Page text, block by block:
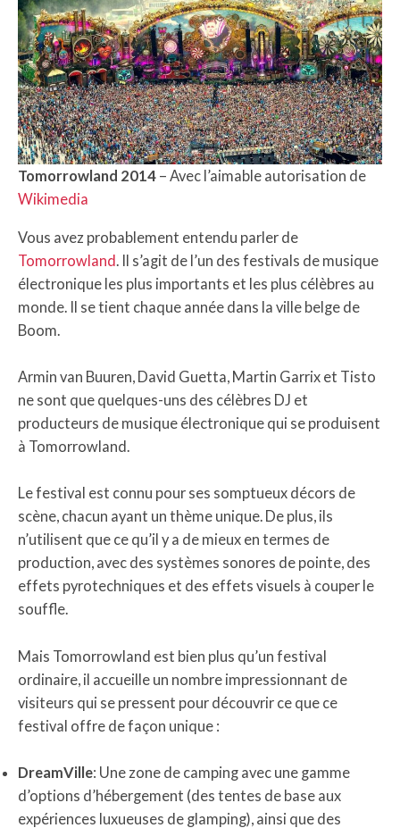
Tomorrowland 2014 – Avec l’aimable autorisation de
Wikimedia
Vous avez probablement entendu parler de
Tomorrowland. Il s’agit de l’un des festivals de musique
électronique les plus importants et les plus célèbres au
monde. Il se tient chaque année dans la ville belge de
Boom.
Armin van Buuren, David Guetta, Martin Garrix et Tisto
ne sont que quelques-uns des célèbres DJ et
producteurs de musique électronique qui se produisent
à Tomorrowland.
Le festival est connu pour ses somptueux décors de
scène, chacun ayant un thème unique. De plus, ils
n’utilisent que ce qu’il y a de mieux en termes de
production, avec des systèmes sonores de pointe, des
effets pyrotechniques et des effets visuels à couper le
souffle.
Mais Tomorrowland est bien plus qu’un festival
ordinaire, il accueille un nombre impressionnant de
visiteurs qui se pressent pour découvrir ce que ce
festival offre de façon unique :
DreamVille: Une zone de camping avec une gamme
d’options d’hébergement (des tentes de base aux
expériences luxueuses de glamping), ainsi que des